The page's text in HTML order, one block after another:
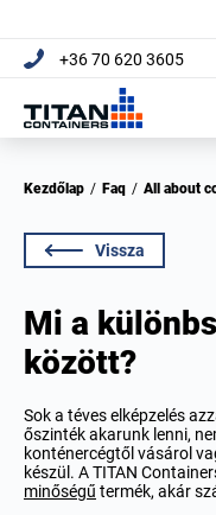
+36 70 620 3605
Kezdőlap / Faq / All about
Vissza
Mi a
között?
Sok a téves elképzelés
őszinték akarunk lenni,
konténercégtől vásárol
készül. A TITAN
minőségű termék, akár